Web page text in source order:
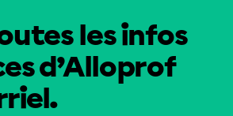
les infos
d’Alloprof